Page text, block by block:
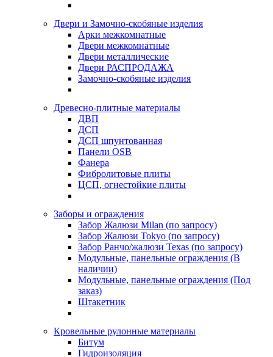
Двери и Замочно-скобяные изделия
Арки межкомнатные
Двери межкомнатные
Двери металлические
Двери РАСПРОДАЖА
Замочно-скобяные изделия
Древесно-плитные материалы
ДВП
ДСП
ДСП шпунтованная
Панели OSB
Фанера
Фибролитовые плиты
ЦСП, огнестойкие плиты
Заборы и ограждения
Забор Жалюзи Milan (по запросу)
Забор Жалюзи Tokyo (по запросу)
Забор Ранчо/жалюзи Texas (по запросу)
Модульные, панельные ограждения (В
наличии)
Модульные, панельные ограждения (Под
заказ)
Штакетник
Кровельные рулонные материалы
Битум
Гидроизоляция